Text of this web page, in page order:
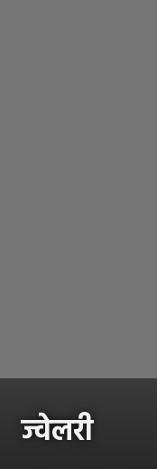
ज्वेलरी